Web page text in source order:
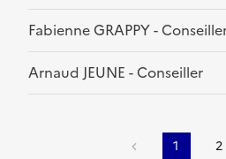
Fabienne GRAPPY -
Arnaud JEUNE - Conseiller
1 2